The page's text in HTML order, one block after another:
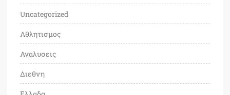
Uncategorized
Αθλητισμος
Αναλυσεις
Διεθνη